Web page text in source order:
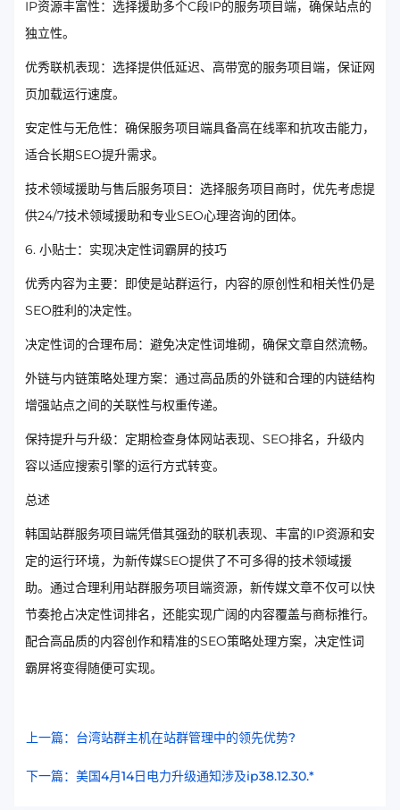
IP资源丰富性：选择援助多个C段IP的服务项目端，确保站点的
独立性。
优秀联机表现：选择提供低延迟、高带宽的服务项目端，保证网
页加载运行速度。
安定性与无危性：确保服务项目端具备高在线率和抗攻击能力，
适合长期SEO提升需求。
技术领域援助与售后服务项目：选择服务项目商时，优先考虑提
供24/7技术领域援助和专业SEO心理咨询的团体。
6. 小贴士：实现决定性词霸屏的技巧
优秀内容为主要：即使是站群运行，内容的原创性和相关性仍是
SEO胜利的决定性。
决定性词的合理布局：避免决定性词堆砌，确保文章自然流畅。
外链与内链策略处理方案：通过高品质的外链和合理的内链结构
增强站点之间的关联性与权重传递。
保持提升与升级：定期检查身体网站表现、SEO排名，升级内
容以适应搜索引擎的运行方式转变。
总述
韩国站群服务项目端凭借其强劲的联机表现、丰富的IP资源和安
定的运行环境，为新传媒SEO提供了不可多得的技术领域援
助。通过合理利用站群服务项目端资源，新传媒文章不仅可以快
节奏抢占决定性词排名，还能实现广阔的内容覆盖与商标推行。
配合高品质的内容创作和精准的SEO策略处理方案，决定性词
霸屏将变得随便可实现。
上一篇：台湾站群主机在站群管理中的领先优势?
下一篇：美国4月14日电力升级通知涉及ip38.12.30.*